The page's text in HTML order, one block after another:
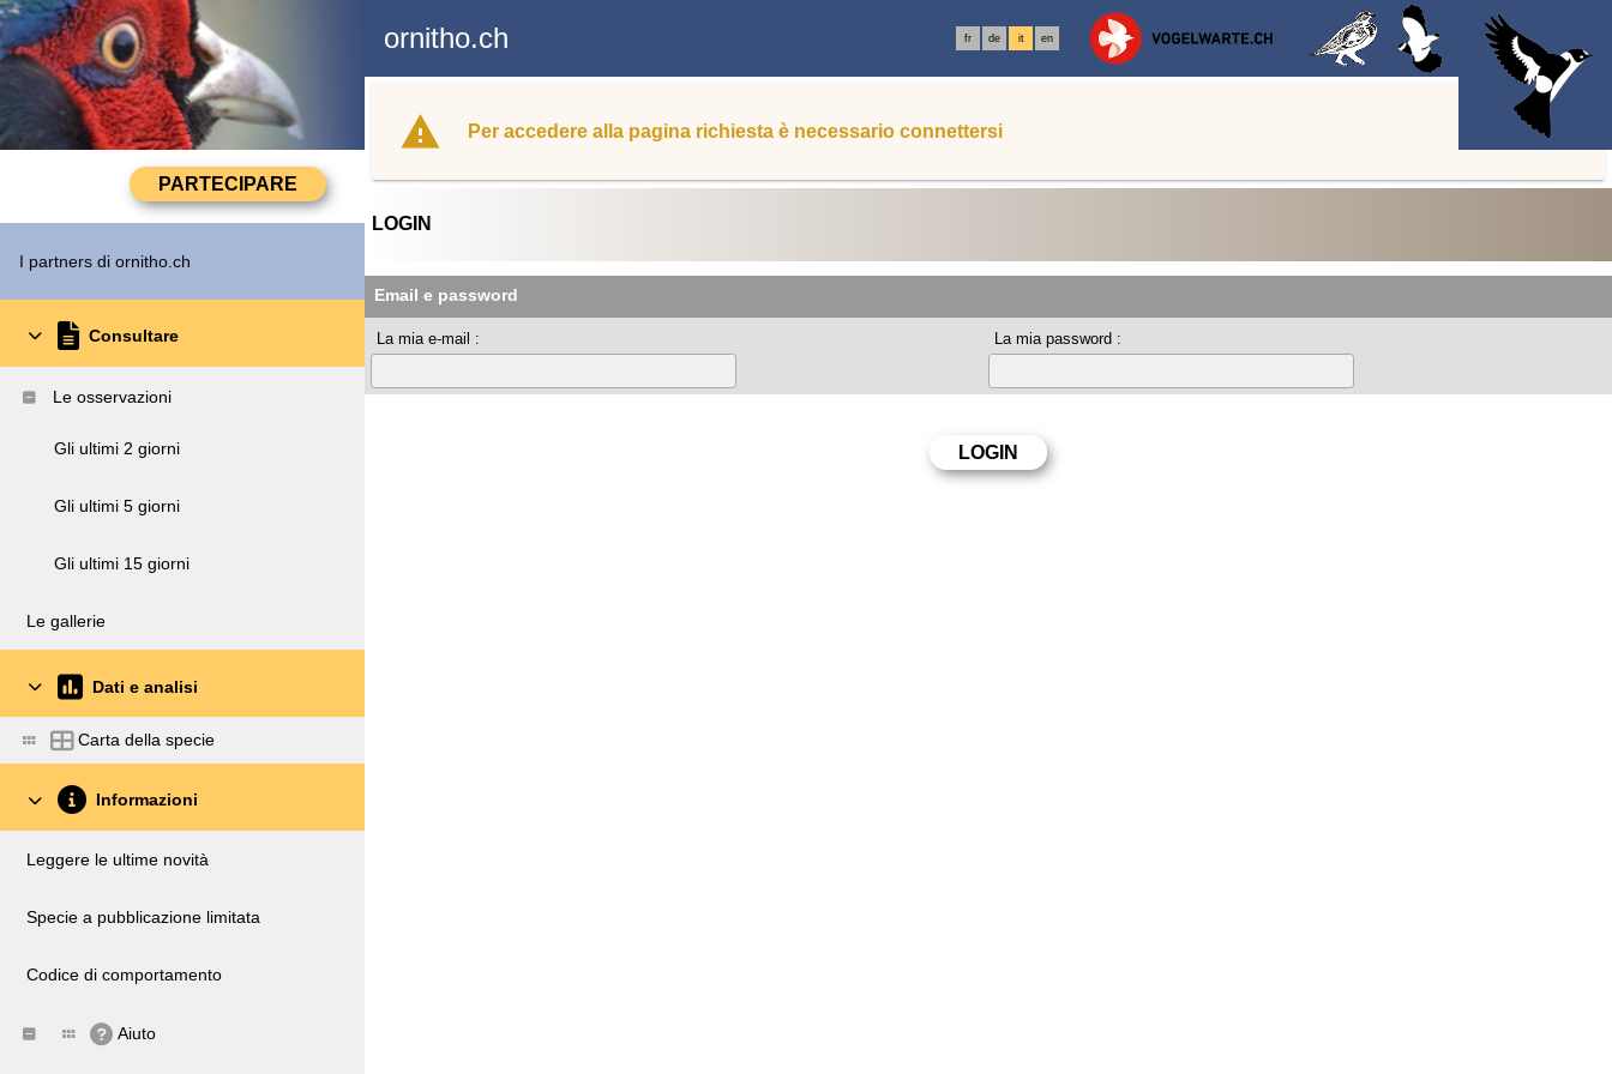
ornitho.ch fr de it en
I partners di ornitho.ch
Consultare
Le osservazioni
Gli ultimi 2 giorni
Gli ultimi 5 giorni
Gli ultimi 15 giorni
Le gallerie
Dati e analisi
Carta della specie
Informazioni
Leggere le ultime novità
Specie a pubblicazione limitata
Codice di comportamento
Aiuto
Per accedere alla pagina richiesta è necessario connettersi
LOGIN
Email e password
La mia e-mail : La mia password :